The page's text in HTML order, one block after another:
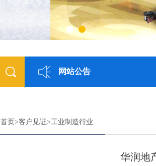
网站公告
首页>客户见证>工业制造行业
华润地